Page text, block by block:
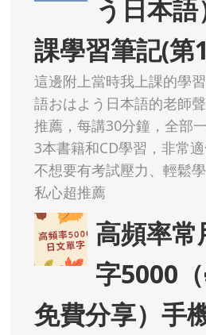
う日本
課學習筆記(第
這邊附上當時我上課的學
語おはよう日本語的老師
推薦，每講30分鐘，全部
3本書籍和CD學習，非常
不想要有考試壓力、輕鬆
私心超推薦
高頻率
字5000
免費分享）手